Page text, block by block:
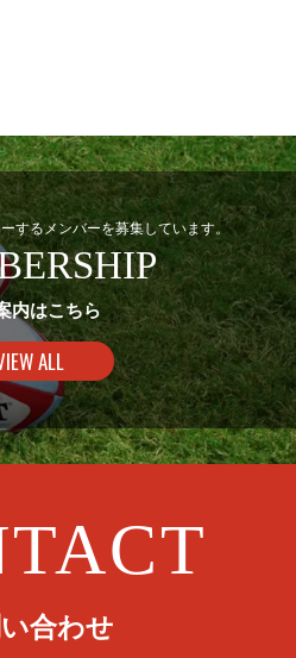
するメンバーを募集しています。
内はこちら
ALL
合わせ